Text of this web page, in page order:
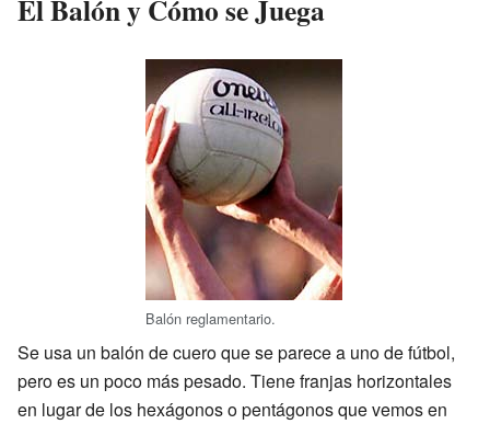
El Balón y Cómo se Juega
Balón reglamentario.
Se usa un balón de cuero que se parece a uno de fútbol,
pero es un poco más pesado. Tiene franjas horizontales
en lugar de los hexágonos o pentágonos que vemos en